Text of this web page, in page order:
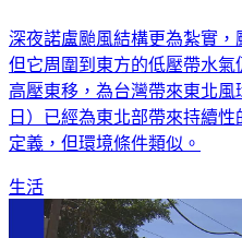
深夜諾盧颱風結構更為紮實，
但它周圍到東方的低壓帶水
高壓東移，為台灣帶來東北
日）已經為東北部帶來持續
定義，但環境條件類似。
生活